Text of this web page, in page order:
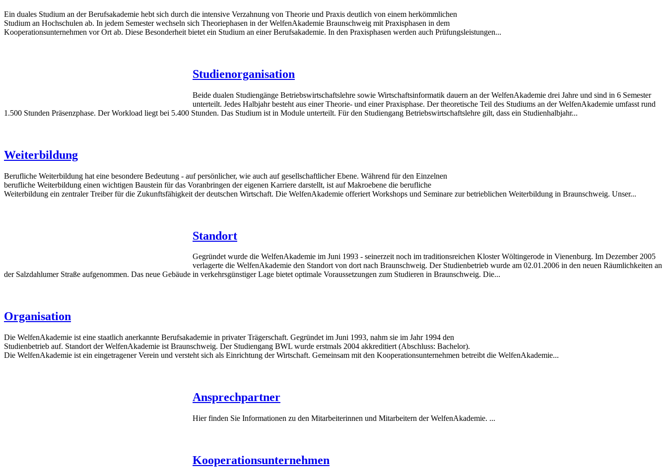
Ein duales Studium an der Berufsakademie hebt sich durch die intensive Verzahnung von Theorie und Praxis deutlich von einem herkömmlichen
Studium an Hochschulen ab. In jedem Semester wechseln sich Theoriephasen in der WelfenAkademie Braunschweig mit Praxisphasen in dem
Kooperationsunternehmen vor Ort ab. Diese Besonderheit bietet ein Studium an einer Berufsakademie. In den Praxisphasen werden auch Prüfungsleistungen...
Studienorganisation
Beide dualen Studiengänge Betriebswirtschaftslehre sowie Wirtschaftsinformatik dauern an der WelfenAkademie drei Jahre und sind in 6 Semester
unterteilt. Jedes Halbjahr besteht aus einer Theorie- und einer Praxisphase. Der theoretische Teil des Studiums an der WelfenAkademie umfasst rund
1.500 Stunden Präsenzphase. Der Workload liegt bei 5.400 Stunden. Das Studium ist in Module unterteilt. Für den Studiengang Betriebswirtschaftslehre gilt, dass ein Studienhalbjahr...
Weiterbildung
Berufliche Weiterbildung hat eine besondere Bedeutung - auf persönlicher, wie auch auf gesellschaftlicher Ebene. Während für den Einzelnen
berufliche Weiterbildung einen wichtigen Baustein für das Voranbringen der eigenen Karriere darstellt, ist auf Makroebene die berufliche
Weiterbildung ein zentraler Treiber für die Zukunftsfähigkeit der deutschen Wirtschaft. Die WelfenAkademie offeriert Workshops und Seminare zur betrieblichen Weiterbildung in Braunschweig. Unser...
Standort
Gegründet wurde die WelfenAkademie im Juni 1993 - seinerzeit noch im traditionsreichen Kloster Wöltingerode in Vienenburg. Im Dezember 2005
verlagerte die WelfenAkademie den Standort von dort nach Braunschweig. Der Studienbetrieb wurde am 02.01.2006 in den neuen Räumlichkeiten an
der Salzdahlumer Straße aufgenommen. Das neue Gebäude in verkehrsgünstiger Lage bietet optimale Voraussetzungen zum Studieren in Braunschweig. Die...
Organisation
Die WelfenAkademie ist eine staatlich anerkannte Berufsakademie in privater Trägerschaft. Gegründet im Juni 1993, nahm sie im Jahr 1994 den
Studienbetrieb auf. Standort der WelfenAkademie ist Braunschweig. Der Studiengang BWL wurde erstmals 2004 akkreditiert (Abschluss: Bachelor).
Die WelfenAkademie ist ein eingetragener Verein und versteht sich als Einrichtung der Wirtschaft. Gemeinsam mit den Kooperationsunternehmen betreibt die WelfenAkademie...
Ansprechpartner
Hier finden Sie Informationen zu den Mitarbeiterinnen und Mitarbeitern der WelfenAkademie. ...
Kooperationsunternehmen